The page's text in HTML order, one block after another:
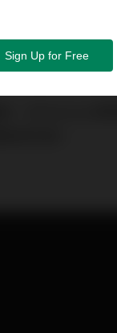
Sign Up for Free